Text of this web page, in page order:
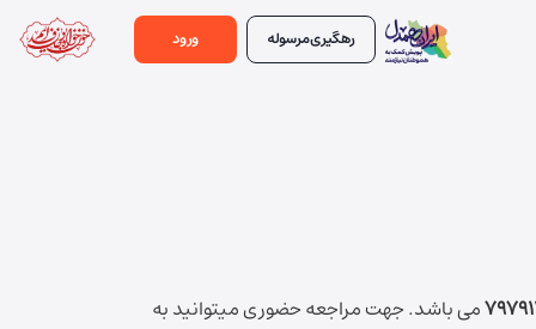
رهگیریمرسوله ورود
می باشد.جهت مراجعه حضوری میتوانید به